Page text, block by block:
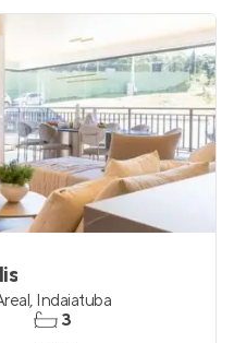
, Indaiatuba
3